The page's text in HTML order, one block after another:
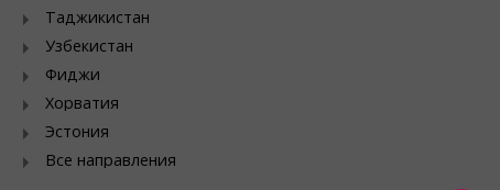
Таджикистан
Узбекистан
Фиджи
Хорватия
Эстония
Все направления